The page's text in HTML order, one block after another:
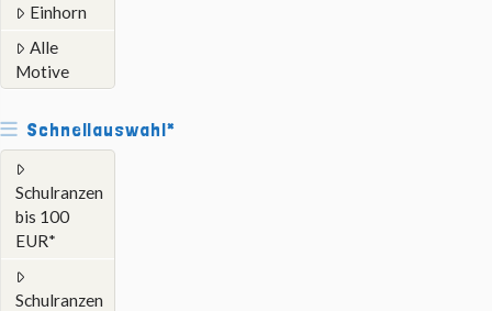
Einhorn
Alle
Motive
Schnellauswahl*
Schulranzen
bis 100
EUR*
Schulranzen